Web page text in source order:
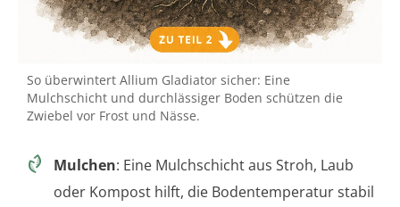
So überwintert Allium Gladiator sicher: Eine
Mulchschicht und durchlässiger Boden schützen die
Zwiebel vor Frost und Nässe.
Mulchen: Eine Mulchschicht aus Stroh, Laub
oder Kompost hilft, die Bodentemperatur stabil